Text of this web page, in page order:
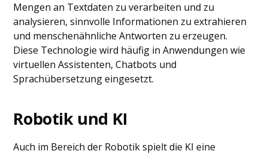
Mengen an Textdaten zu verarbeiten und zu
analysieren, sinnvolle Informationen zu extrahieren
und menschenähnliche Antworten zu erzeugen.
Diese Technologie wird häufig in Anwendungen wie
virtuellen Assistenten, Chatbots und
Sprachübersetzung eingesetzt.
Robotik und KI
Auch im Bereich der Robotik spielt die KI eine